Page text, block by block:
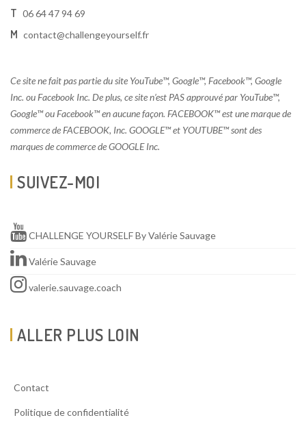
T 06 64 47 94 69
M contact@challengeyourself.fr
Ce site ne fait pas partie du site YouTube™, Google™, Facebook™, Google
Inc. ou Facebook Inc. De plus, ce site n’est PAS approuvé par YouTube™,
Google™ ou Facebook™ en aucune façon. FACEBOOK™ est une marque de
commerce de FACEBOOK, Inc. GOOGLE™ et YOUTUBE™ sont des
marques de commerce de GOOGLE Inc.
SUIVEZ-MOI
CHALLENGE YOURSELF By Valérie Sauvage
Valérie Sauvage
valerie.sauvage.coach
ALLER PLUS LOIN
Contact
Politique de confidentialité